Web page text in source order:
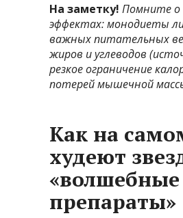
На заметку!Помните о
эффектах: монодиеты
важных питательных
жиров и углеводов
резкое ограничение
потерей мышечной
Как на
худеют
«волшебные
препараты»